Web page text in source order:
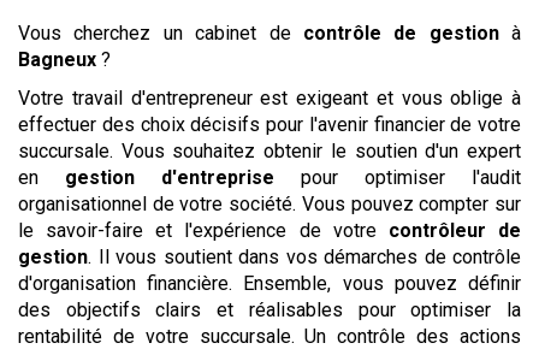
Vous cherchez un cabinet de contrôle de gestionà
Bagneux ?
Votre travail d'entrepreneur est exigeant et vous oblige à
effectuer des choix décisifs pour l'avenir financier de votre
succursale. Vous souhaitez obtenir le soutien d'un expert
en gestion d'entreprise pour optimiser l'audit
organisationnel de votre société. Vous pouvez compter sur
le savoir-faire et l'expérience de votre contrôleur de
gestion. Il vous soutient dans vos démarches de contrôle
d'organisation financière. Ensemble, vous pouvez définir
des objectifs clairs et réalisables pour optimiser la
rentabilité de votre succursale. Un contrôle des actions